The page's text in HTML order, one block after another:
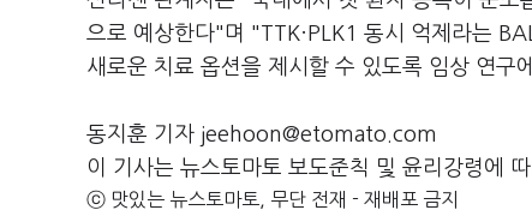
으로 예상한다"며 "TTK·PLK1 동시 억제라는
새로운 치료 옵션을 제시할 수 있도록 임상 연구
동지훈 기자 jeehoon@etomato.com
이 기사는 뉴스토마토 보도준칙 및 윤리강령에
ⓒ 맛있는 뉴스토마토, 무단 전재 - 재배포 금지